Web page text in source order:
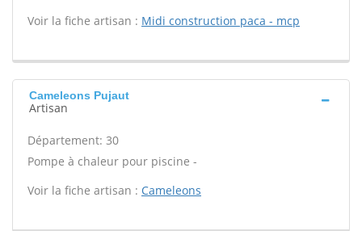
Voir la fiche artisan : Midi construction paca - mcp
Cameleons Pujaut
Artisan
Département: 30
Pompe à chaleur pour piscine -
Voir la fiche artisan : Cameleons